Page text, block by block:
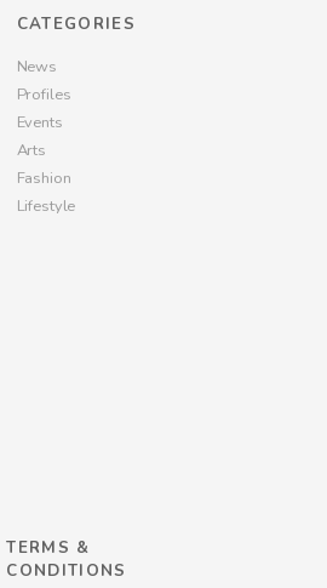
CATEGORIES
News
Profiles
Events
Arts
Fashion
Lifestyle
TERMS &
CONDITIONS